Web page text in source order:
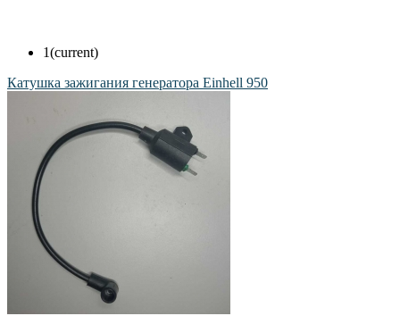
1(current)
Катушка зажигания генератора Einhell 950